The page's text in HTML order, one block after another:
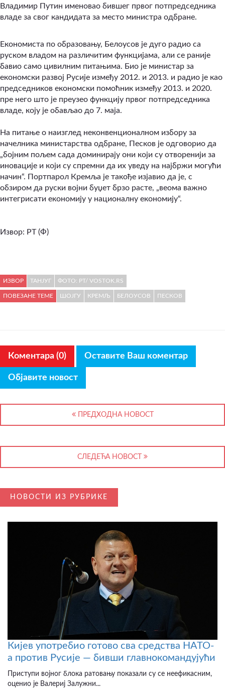
Владимир Путин именовао бившег првог потпредседника
владе за свог кандидата за место министра одбране.
Економиста по образовању, Белоусов је дуго радио са
руском владом на различитим функцијама, али се раније
бавио само цивилним питањима. Био је министар за
економски развој Русије између 2012. и 2013. и радио је као
председников економски помоћник између 2013. и 2020.
пре него што је преузео функцију првог потпредседника
владе, коју је обављао до 7. маја.
На питање о наизглед неконвенционалном избору за
начелника министарства одбране, Песков је одговорио да
„бојним пољем сада доминирају они који су отворенији за
иновације и који су спремни да их уведу на најбржи могући
начин“. Портпарол Кремља је такође изјавио да је, с
обзиром да руски војни буџет брзо расте, „веома важно
интегрисати економију у националну економију“.
Извор: РТ (Ф)
ИЗВОР ТАНЈУГ ФОТО: РТ/ VOSTOK.RS
ПОВЕЗАНЕ ТЕМЕ ШОЈГУ КРЕМЉ БЕЛОУСОВ ПЕСКОВ
Коментара (0) Оставите Ваш коментар
Објавите новост
ПРЕДХОДНА НОВОСТ
СЛЕДЕЋА НОВОСТ
НОВОСТИ ИЗ РУБРИКЕ
Кијев употребио готово сва средства НАТО-
а против Русије — бивши главнокомандујући
Приступи војног блока ратовању показали су се неефикасним,
оценио је Валериј Залужни...